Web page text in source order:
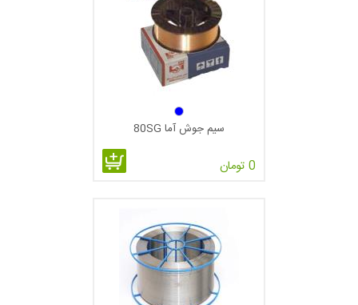
سیم جوش آما 80SG
0 تومان